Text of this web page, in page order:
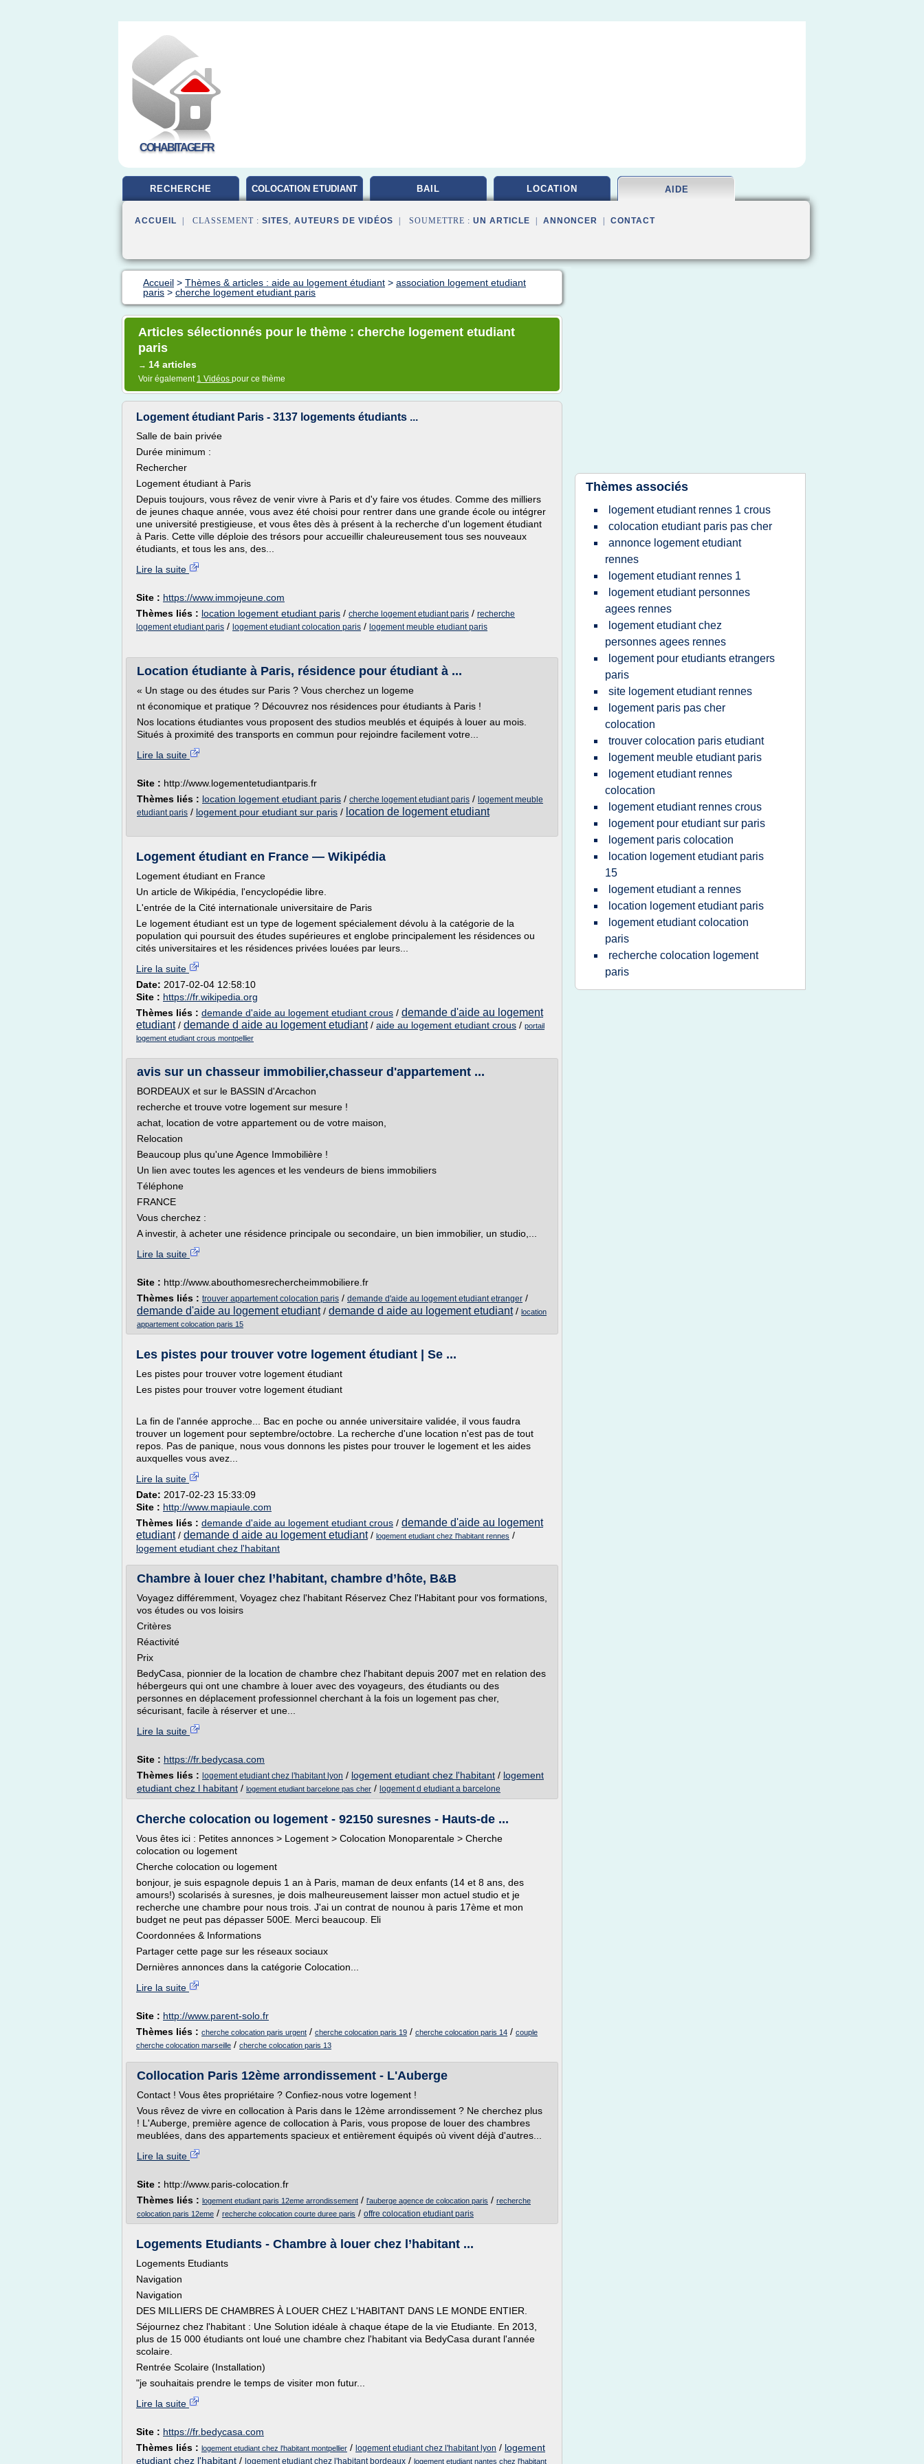
COHABITAGE.FR
RECHERCHE COLOCATION ETUDIANT BAIL LOCATION AIDE
ACCUEIL | CLASSEMENT : SITES, AUTEURS DE VIDÉOS | SOUMETTRE : UN ARTICLE ANNONCER CONTACT
Accueil > Thèmes & articles : aide au logement étudiant > association logement etudiant
paris > cherche logement etudiant paris
Articles sélectionnés pour le thème : cherche logement etudiant
paris
→ 14 articles
Voir également 1 Vidéos pour ce thème
Logement étudiant Paris - 3137 logements étudiants ...
Salle de bain privée
Durée minimum :
Rechercher
Logement étudiant à Paris
Depuis toujours, vous rêvez de venir vivre à Paris et d'y faire vos études. Comme des milliers
de jeunes chaque année, vous avez été choisi pour rentrer dans une grande école ou intégrer
une université prestigieuse, et vous êtes dès à présent à la recherche d'un logement étudiant
à Paris. Cette ville déploie des trésors pour accueillir chaleureusement tous ses nouveaux
étudiants, et tous les ans, des...
Lire la suite
Site : https://www.immojeune.com
Thèmes liés : location logement etudiant paris / cherche logement etudiant paris / recherche
logement etudiant paris / logement etudiant colocation paris / logement meuble etudiant paris
Location étudiante à Paris, résidence pour étudiant à ...
« Un stage ou des études sur Paris ? Vous cherchez un logeme
nt économique et pratique ? Découvrez nos résidences pour étudiants à Paris !
Nos locations étudiantes vous proposent des studios meublés et équipés à louer au mois.
Situés à proximité des transports en commun pour rejoindre facilement votre...
Lire la suite
Site : http://www.logementetudiantparis.fr
Thèmes liés : location logement etudiant paris / cherche logement etudiant paris / logement meuble
etudiant paris / logement pour etudiant sur paris / location de logement etudiant
Logement étudiant en France — Wikipédia
Logement étudiant en France
Un article de Wikipédia, l'encyclopédie libre.
L'entrée de la Cité internationale universitaire de Paris
Le logement étudiant est un type de logement spécialement dévolu à la catégorie de la
population qui poursuit des études supérieures et englobe principalement les résidences ou
cités universitaires et les résidences privées louées par leurs...
Lire la suite
Date: 2017-02-04 12:58:10
Site : https://fr.wikipedia.org
Thèmes liés : demande d'aide au logement etudiant crous / demande d'aide au logement
etudiant/ demande d aide au logement etudiant/ aide au logement etudiant crous / portail
logement etudiant crous montpellier
avis sur un chasseur immobilier,chasseur d'appartement ...
BORDEAUX et sur le BASSIN d'Arcachon
recherche et trouve votre logement sur mesure !
achat, location de votre appartement ou de votre maison,
Relocation
Beaucoup plus qu'une Agence Immobilière !
Un lien avec toutes les agences et les vendeurs de biens immobiliers
Téléphone
FRANCE
Vous cherchez :
A investir, à acheter une résidence principale ou secondaire, un bien immobilier, un studio,...
Lire la suite
Site : http://www.abouthomesrechercheimmobiliere.fr
Thèmes liés : trouver appartement colocation paris / demande d'aide au logement etudiant etranger /
demande d'aide au logement etudiant/ demande d aide au logement etudiant/ location
appartement colocation paris 15
Les pistes pour trouver votre logement étudiant | Se ...
Les pistes pour trouver votre logement étudiant
Les pistes pour trouver votre logement étudiant
La fin de l'année approche... Bac en poche ou année universitaire validée, il vous faudra
trouver un logement pour septembre/octobre. La recherche d'une location n'est pas de tout
repos. Pas de panique, nous vous donnons les pistes pour trouver le logement et les aides
auxquelles vous avez...
Lire la suite
Date: 2017-02-23 15:33:09
Site : http://www.mapiaule.com
Thèmes liés : demande d'aide au logement etudiant crous / demande d'aide au logement
etudiant/ demande d aide au logement etudiant/ logement etudiant chez l'habitant rennes /
logement etudiant chez l'habitant
Chambre à louer chez l’habitant, chambre d’hôte, B&B
Voyagez différemment, Voyagez chez l'habitant Réservez Chez l'Habitant pour vos formations,
vos études ou vos loisirs
Critères
Réactivité
Prix
BedyCasa, pionnier de la location de chambre chez l'habitant depuis 2007 met en relation des
hébergeurs qui ont une chambre à louer avec des voyageurs, des étudiants ou des
personnes en déplacement professionnel cherchant à la fois un logement pas cher,
sécurisant, facile à réserver et une...
Lire la suite
Site : https://fr.bedycasa.com
Thèmes liés : logement etudiant chez l'habitant lyon / logement etudiant chez l'habitant / logement
etudiant chez l habitant / logement etudiant barcelone pas cher / logement d etudiant a barcelone
Cherche colocation ou logement - 92150 suresnes - Hauts-de ...
Vous êtes ici : Petites annonces > Logement > Colocation Monoparentale > Cherche
colocation ou logement
Cherche colocation ou logement
bonjour, je suis espagnole depuis 1 an à Paris, maman de deux enfants (14 et 8 ans, des
amours!) scolarisés à suresnes, je dois malheureusement laisser mon actuel studio et je
recherche une chambre pour nous trois. J'ai un contrat de nounou à paris 17ème et mon
budget ne peut pas dépasser 500E. Merci beaucoup. Eli
Coordonnées & Informations
Partager cette page sur les réseaux sociaux
Dernières annonces dans la catégorie Colocation...
Lire la suite
Site : http://www.parent-solo.fr
Thèmes liés : cherche colocation paris urgent / cherche colocation paris 19 / cherche colocation paris 14 / couple
cherche colocation marseille / cherche colocation paris 13
Collocation Paris 12ème arrondissement - L'Auberge
Contact ! Vous êtes propriétaire ? Confiez-nous votre logement !
Vous rêvez de vivre en collocation à Paris dans le 12ème arrondissement ? Ne cherchez plus
! L'Auberge, première agence de collocation à Paris, vous propose de louer des chambres
meublées, dans des appartements spacieux et entièrement équipés où vivent déjà d'autres...
Lire la suite
Site : http://www.paris-colocation.fr
Thèmes liés : logement etudiant paris 12eme arrondissement / l'auberge agence de colocation paris / recherche
colocation paris 12eme / recherche colocation courte duree paris / offre colocation etudiant paris
Logements Etudiants - Chambre à louer chez l’habitant ...
Logements Etudiants
Navigation
Navigation
DES MILLIERS DE CHAMBRES À LOUER CHEZ L'HABITANT DANS LE MONDE ENTIER.
Séjournez chez l'habitant : Une Solution idéale à chaque étape de la vie Etudiante. En 2013,
plus de 15 000 étudiants ont loué une chambre chez l'habitant via BedyCasa durant l'année
scolaire.
Rentrée Scolaire (Installation)
"je souhaitais prendre le temps de visiter mon futur...
Lire la suite
Site : https://fr.bedycasa.com
Thèmes liés : logement etudiant chez l'habitant montpellier / logement etudiant chez l'habitant lyon / logement
etudiant chez l'habitant / logement etudiant chez l'habitant bordeaux / logement etudiant nantes chez l'habitant
Thèmes associés
logement etudiant rennes 1 crous
colocation etudiant paris pas cher
annonce logement etudiant
rennes
logement etudiant rennes 1
logement etudiant personnes
agees rennes
logement etudiant chez
personnes agees rennes
logement pour etudiants etrangers
paris
site logement etudiant rennes
logement paris pas cher
colocation
trouver colocation paris etudiant
logement meuble etudiant paris
logement etudiant rennes
colocation
logement etudiant rennes crous
logement pour etudiant sur paris
logement paris colocation
location logement etudiant paris
15
logement etudiant a rennes
location logement etudiant paris
logement etudiant colocation
paris
recherche colocation logement
paris